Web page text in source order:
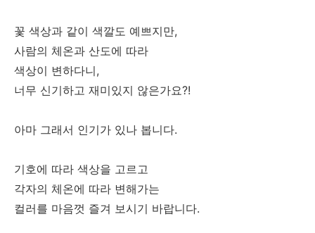
꽃 색상과 같이 색깔도 예쁘지만,
사람의 체온과 산도에 따라
색상이 변하다니,
너무 신기하고 재미있지 않은가요?!
아마 그래서 인기가 있나 봅니다.
기호에 따라 색상을 고르고
각자의 체온에 따라 변해가는
컬러를 마음껏 즐겨 보시기 바랍니다.